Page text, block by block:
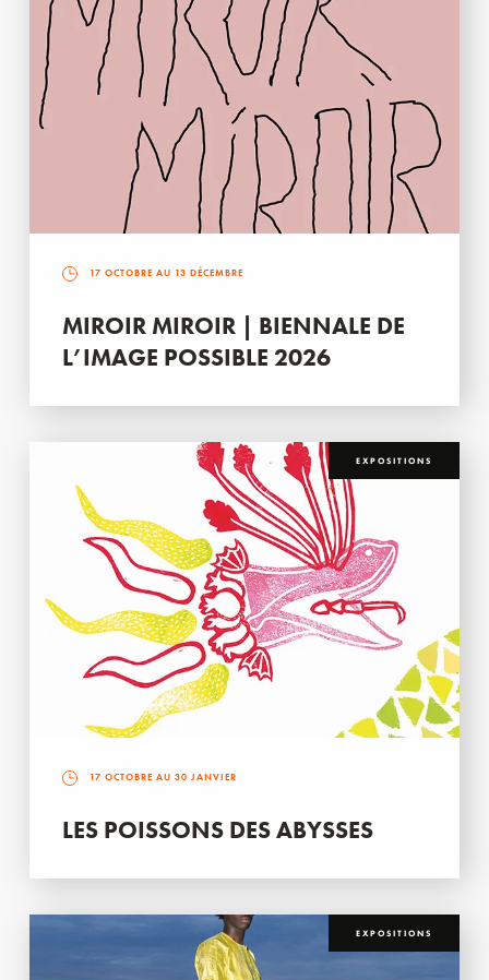
17 OCTOBRE AU 13 DÉCEMBRE
MIROIR MIROIR | BIENNALE DE
L’IMAGE POSSIBLE 2026
EXPOSITIONS
17 OCTOBRE AU 30 JANVIER
LES POISSONS DES ABYSSES
EXPOSITIONS